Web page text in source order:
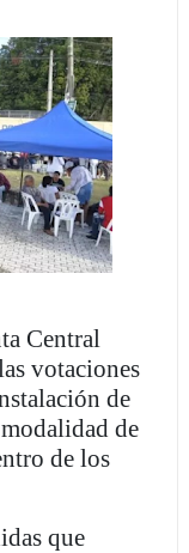
Central
votaciones
de
de
de los
que